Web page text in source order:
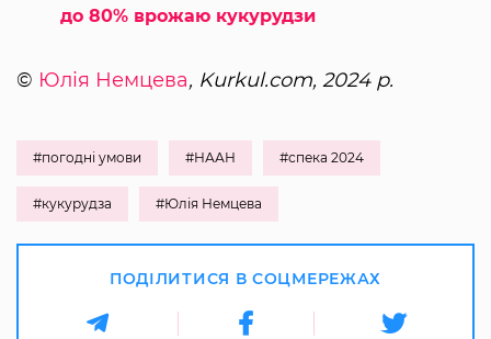
до 80% врожаю кукурудзи
© Юлія Немцева, Kurkul.com, 2024 р.
#погодні умови #НААН #спека 2024
#кукурудза #Юлія Немцева
ПОДІЛИТИСЯ В СОЦМЕРЕЖАХ